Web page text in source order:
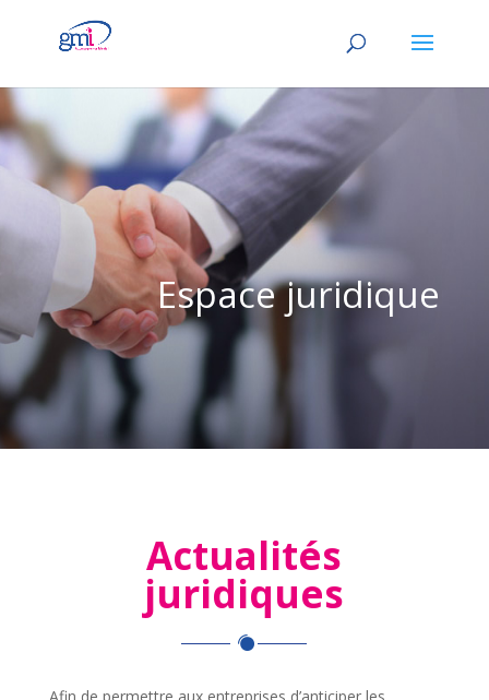
Espace juridique
Actualités
juridiques